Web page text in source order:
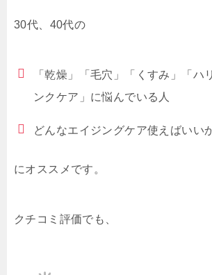
30代、40代の
「乾燥」「毛穴」「くすみ」「ハ
ンクケア」に悩んでいる人
どんなエイジングケア使えばいい
にオススメです。
クチコミ評価でも、